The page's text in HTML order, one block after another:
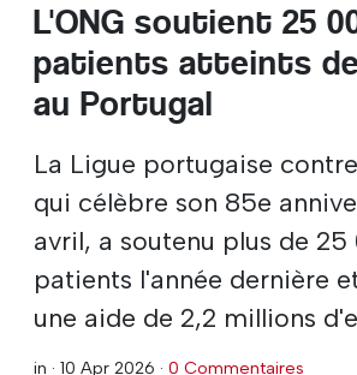
L'ONG soutient 25
patients atteints
au Portugal
La Ligue portugaise
qui célèbre son 85e
avril, a soutenu plus de 25
patients l'année dernière
une aide de 2,2 millions
in · 10 Apr 2026 · 0 Commentaires